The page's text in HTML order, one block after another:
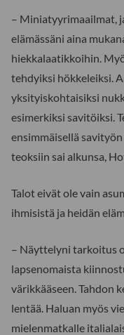
– Miniatyyrimaailmat,
elämässäni aina
hiekkalaatikkoihin.
tehdyiksi hökkeleiksi.
yksityiskohtaisiksi
esimerkiksi savitöiksi.
ensimmäisellä
teoksiin sai alkunsa,
Talot eivät ole vain
ihmisistä ja heidän
– Näyttelyni tarkoitus
lapsenomaista
värikkääseen. Tahdon
lentää. Haluan myös
mielenmatkalle